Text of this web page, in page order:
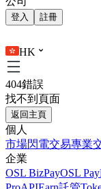
登入 註冊
HK
404錯誤
找不到頁面
返回主頁
個人
市場閃電交易專業
企業
OSL BizPayOSL Pay